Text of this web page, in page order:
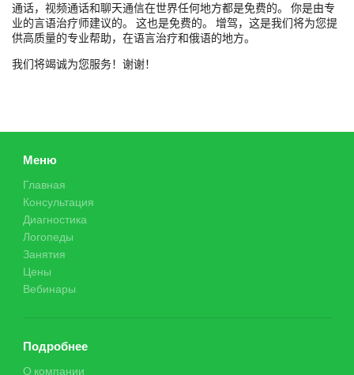
通话，视频通话和聊天通信在世界任何地方都是免费的。 你是由专
业的言语治疗师建议的。 这也是免费的。 增驾，这是我们将为您提
供高质量的专业帮助，在语言治疗和俄语的地方。
我们将竭诚为您服务！谢谢！
Меню
Главная
Консультация
Диагностика
Логопеды
Занятия
Цены
Вебинары
Подробнее
О компании